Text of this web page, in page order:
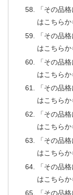
「その品
はこちらか
「その品
はこちらか
「その品
はこちらか
「その品
はこちらか
「その品
はこちらか
「その品
はこちらか
「その品
はこちらか
「その品